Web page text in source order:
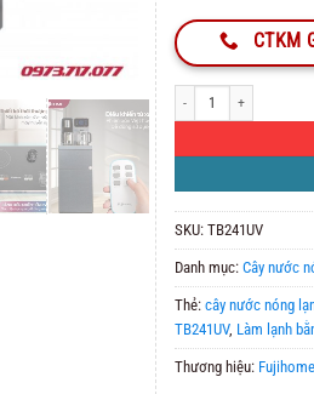
CTKM
Cây Nước Nóng Lạnh
SKU: TB241UV
Danh mục: Cây nước
Thẻ: cây nước nóng
TB241UV, Làm lạnh
Thương hiệu: Fujihome